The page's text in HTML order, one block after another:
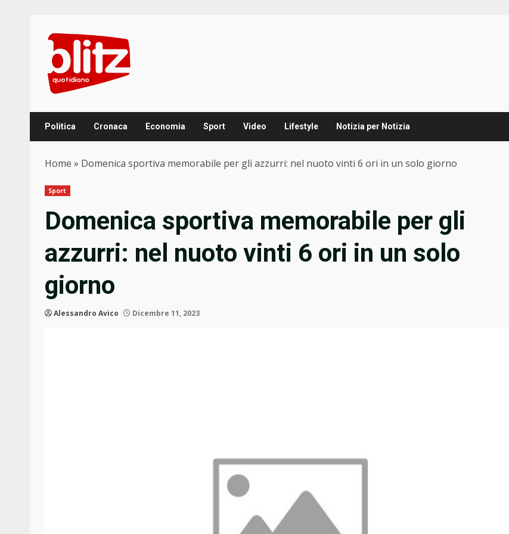
content
Politica Cronaca Economia Sport Video Lifestyle Notizia per Notizia
Home » Domenica sportiva memorabile per gli azzurri: nel nuoto vinti 6 ori in un solo giorno
Sport
Domenica sportiva memorabile per gli
azzurri: nel nuoto vinti 6 ori in un solo
giorno
Alessandro Avico Dicembre 11, 2023